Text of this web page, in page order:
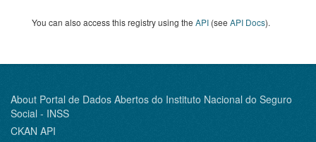
You can also access this registry using the API (see API Docs).
About Portal de Dados Abertos do Instituto Nacional do Seguro
Social - INSS
CKAN API